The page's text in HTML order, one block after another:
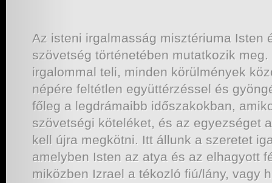
Az isteni irgalmasság misztériuma Isten
szövetség történetében mutatkozik
irgalommal teli, minden körülmények
népére feltétlen együttérzéssel és
főleg a legdrámaibb időszakokban,
szövetségi köteléket, és az egyezséget
kell újra megkötni. Itt állunk a szeretet
amelyben Isten az atya és az elhagyott
miközben Izrael a tékozló fiú/lány, vagy